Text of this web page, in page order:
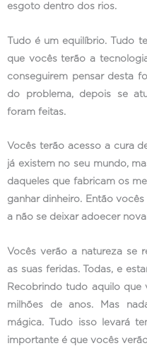
esgoto dentro dos rios.
Tudo é um equilíbrio. Tudo
que vocês terão a
conseguirem pensar desta
do problema, depois se
foram feitas.
Vocês terão acesso a cura
já existem no seu mundo,
daqueles que fabricam os
ganhar dinheiro. Então
a não se deixar adoecer
Vocês verão a natureza se
as suas feridas. Todas, e
Recobrindo tudo aquilo que
milhões de anos. Mas
mágica. Tudo isso levará
importante é que vocês